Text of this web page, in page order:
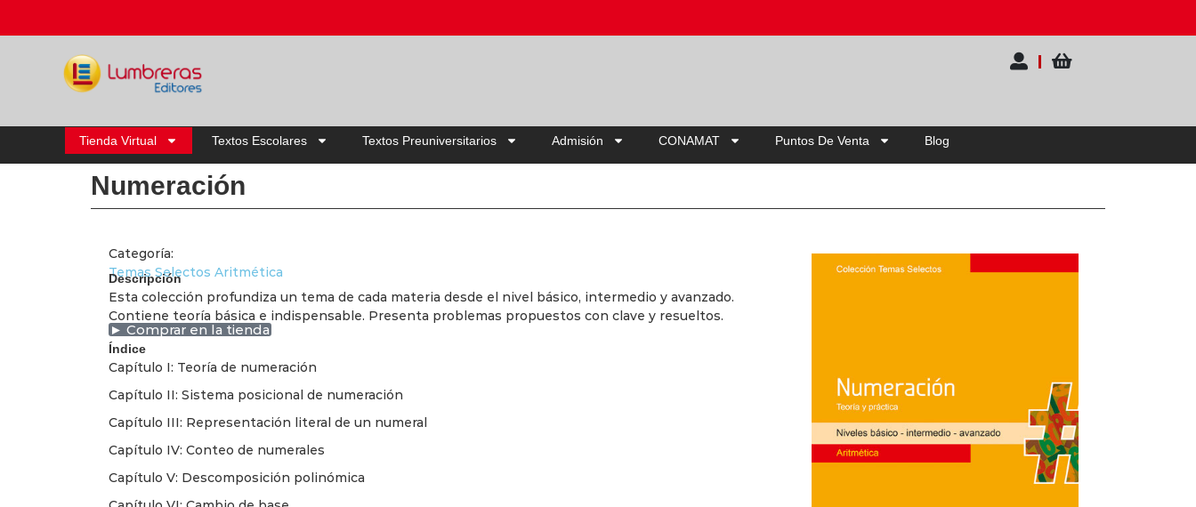
Tienda Virtual Textos Escolares Textos Preuniversitarios Admisión CONAMAT Puntos De Venta Blog
Numeración
Categoría:
Temas Selectos Aritmética
Descripción
Esta colección profundiza un tema de cada materia desde el nivel básico, intermedio y avanzado.
Contiene teoría básica e indispensable. Presenta problemas propuestos con clave y resueltos.
► Comprar en la tienda
Índice
Capítulo I: Teoría de numeración
Capítulo II: Sistema posicional de numeración
Capítulo III: Representación literal de un numeral
Capítulo IV: Conteo de numerales
Capítulo V: Descomposición polinómica